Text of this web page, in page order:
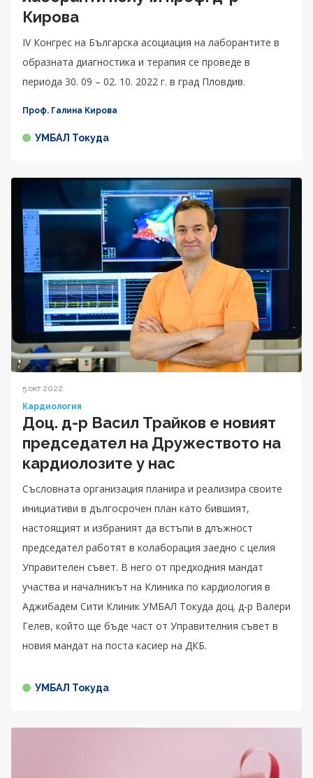
Кирова
IV Конгрес на Българска асоциация на лаборантите в
образната диагностика и терапия се проведе в
периода 30. 09 – 02. 10. 2022 г. в град Пловдив.
Проф. Галина Кирова
УМБАЛ Токуда
5 окт 2022
Кардиология
Доц. д-р Васил Трайков е новият
председател на Дружеството на
кардиолозите у нас
Съсловната организация планира и реализира своите
инициативи в дългосрочен план като бившият,
настоящият и избраният да встъпи в длъжност
председател работят в колаборация заедно с целия
Управителен съвет. В него от предходния мандат
участва и началникът на Клиника по кардиология в
Аджибадем Сити Клиник УМБАЛ Токуда доц. д-р Валери
Гелев, който ще бъде част от Управителния съвет в
новия мандат на поста касиер на ДКБ.
УМБАЛ Токуда